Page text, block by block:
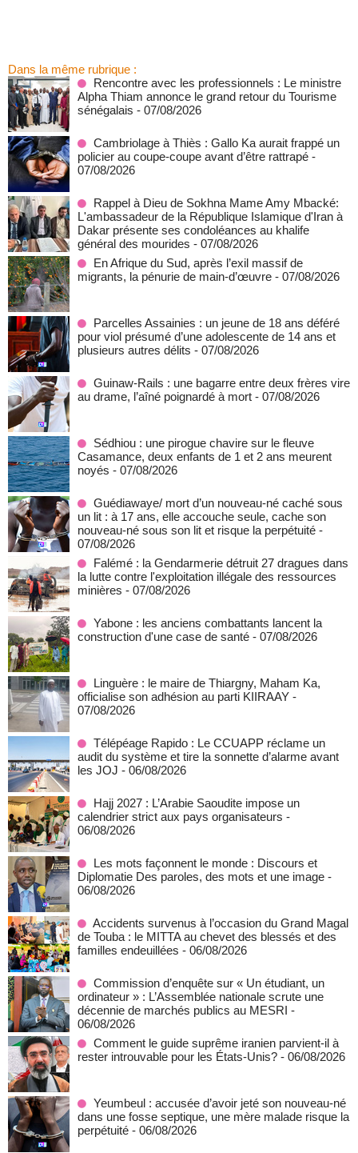
Dans la même rubrique :
Rencontre avec les professionnels : Le ministre
Alpha Thiam annonce le grand retour du Tourisme
sénégalais - 07/08/2026
Cambriolage à Thiès : Gallo Ka aurait frappé un
policier au coupe-coupe avant d’être rattrapé -
07/08/2026
Rappel à Dieu de Sokhna Mame Amy Mbacké:
L'ambassadeur de la République Islamique d'Iran à
Dakar présente ses condoléances au khalife
général des mourides - 07/08/2026
En Afrique du Sud, après l’exil massif de
migrants, la pénurie de main-d’œuvre - 07/08/2026
Parcelles Assainies : un jeune de 18 ans déféré
pour viol présumé d’une adolescente de 14 ans et
plusieurs autres délits - 07/08/2026
Guinaw-Rails : une bagarre entre deux frères vire
au drame, l’aîné poignardé à mort - 07/08/2026
Sédhiou : une pirogue chavire sur le fleuve
Casamance, deux enfants de 1 et 2 ans meurent
noyés - 07/08/2026
Guédiawaye/ mort d’un nouveau-né caché sous
un lit : à 17 ans, elle accouche seule, cache son
nouveau-né sous son lit et risque la perpétuité -
07/08/2026
Falémé : la Gendarmerie détruit 27 dragues dans
la lutte contre l'exploitation illégale des ressources
minières - 07/08/2026
Yabone : les anciens combattants lancent la
construction d'une case de santé - 07/08/2026
Linguère : le maire de Thiargny, Maham Ka,
officialise son adhésion au parti KIIRAAY -
07/08/2026
Télépéage Rapido : Le CCUAPP réclame un
audit du système et tire la sonnette d’alarme avant
les JOJ - 06/08/2026
Hajj 2027 : L’Arabie Saoudite impose un
calendrier strict aux pays organisateurs -
06/08/2026
Les mots façonnent le monde : Discours et
Diplomatie Des paroles, des mots et une image -
06/08/2026
Accidents survenus à l’occasion du Grand Magal
de Touba : le MITTA au chevet des blessés et des
familles endeuillées - 06/08/2026
Commission d’enquête sur « Un étudiant, un
ordinateur » : L’Assemblée nationale scrute une
décennie de marchés publics au MESRI -
06/08/2026
Comment le guide suprême iranien parvient-il à
rester introuvable pour les États-Unis? - 06/08/2026
Yeumbeul : accusée d’avoir jeté son nouveau-né
dans une fosse septique, une mère malade risque la
perpétuité - 06/08/2026